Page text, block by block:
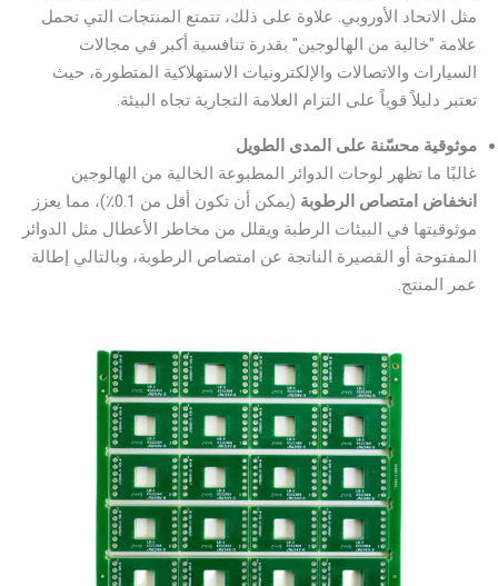
مثل الاتحاد الأوروبي. علاوة على ذلك، تتمتع المنتجات التي تحمل
علامة "خالية من الهالوجين" بقدرة تنافسية أكبر في مجالات
السيارات والاتصالات والإلكترونيات الاستهلاكية المتطورة، حيث
تعتبر دليلاً قوياً على التزام العلامة التجارية تجاه البيئة.
موثوقية محسّنة على المدى الطويل
غالبًا ما تظهر لوحات الدوائر المطبوعة الخالية من الهالوجين
انخفاض امتصاص الرطوبة
(يمكن أن تكون أقل من 0.1٪)، مما يعزز
موثوقيتها في البيئات الرطبة ويقلل من مخاطر الأعطال مثل الدوائر
المفتوحة أو القصيرة الناتجة عن امتصاص الرطوبة، وبالتالي إطالة
عمر المنتج.